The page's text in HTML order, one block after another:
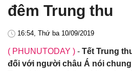
đêm Trung thu
16:54, Thứ ba 10/09/2019
( PHUNUTODAY ) - Tết Trung
đối với người châu Á nói chung